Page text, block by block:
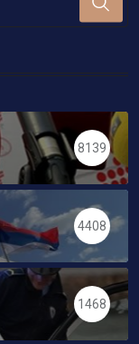
8139
4408
1468